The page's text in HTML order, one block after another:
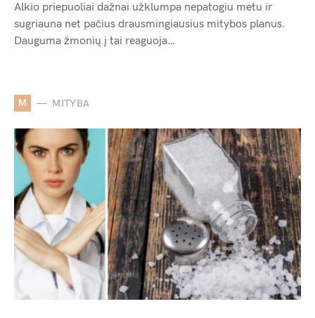
Alkio priepuoliai dažnai užklumpa nepatogiu metu ir
sugriauna net pačius drausmingiausius mitybos planus.
Dauguma žmonių į tai reaguoja…
M MITYBA